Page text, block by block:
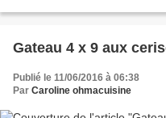
Gateau 4 x 9 aux
Publié le 11/06/2016 à 06:38
Par Caroline ohmacuisine